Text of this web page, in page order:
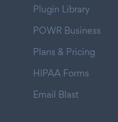
Plugin Library
POWR Business
Plans & Pricing
HIPAA Forms
Email Blast